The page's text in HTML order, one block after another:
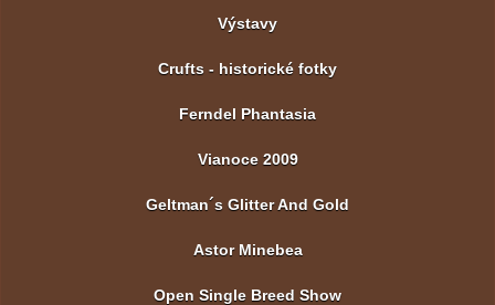
Výstavy
Crufts - historické fotky
Ferndel Phantasia
Vianoce 2009
Geltman´s Glitter And Gold
Astor Minebea
Open Single Breed Show